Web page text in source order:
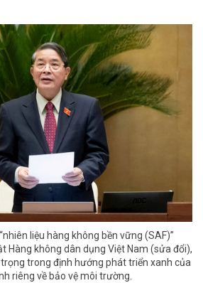
liệu hàng không bền vững (SAF)”
Hàng không dân dụng Việt Nam (sửa đổi),
trong định hướng phát triển xanh của
riêng về bảo vệ môi trường.